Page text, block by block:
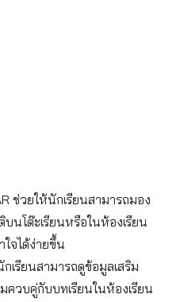
ช่วยให้นักเรียนสามารถมอง
นโต๊ะเรียนหรือในห้องเรียน
ใจได้ง่ายขึ้น
กเรียนสามารถดูข้อมูลเสริม
ควบคู่กับบทเรียนในห้องเรียน